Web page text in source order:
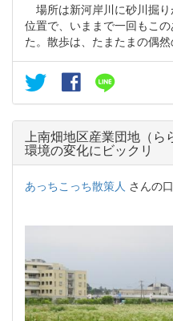
場所は新河岸川に砂川掘
位置で、いままで一回もこ
た。散歩は、たまたまの偶
上南畑地区産業団地（ら
環境の変化にビックリ
あっちこっち散策人 さんの